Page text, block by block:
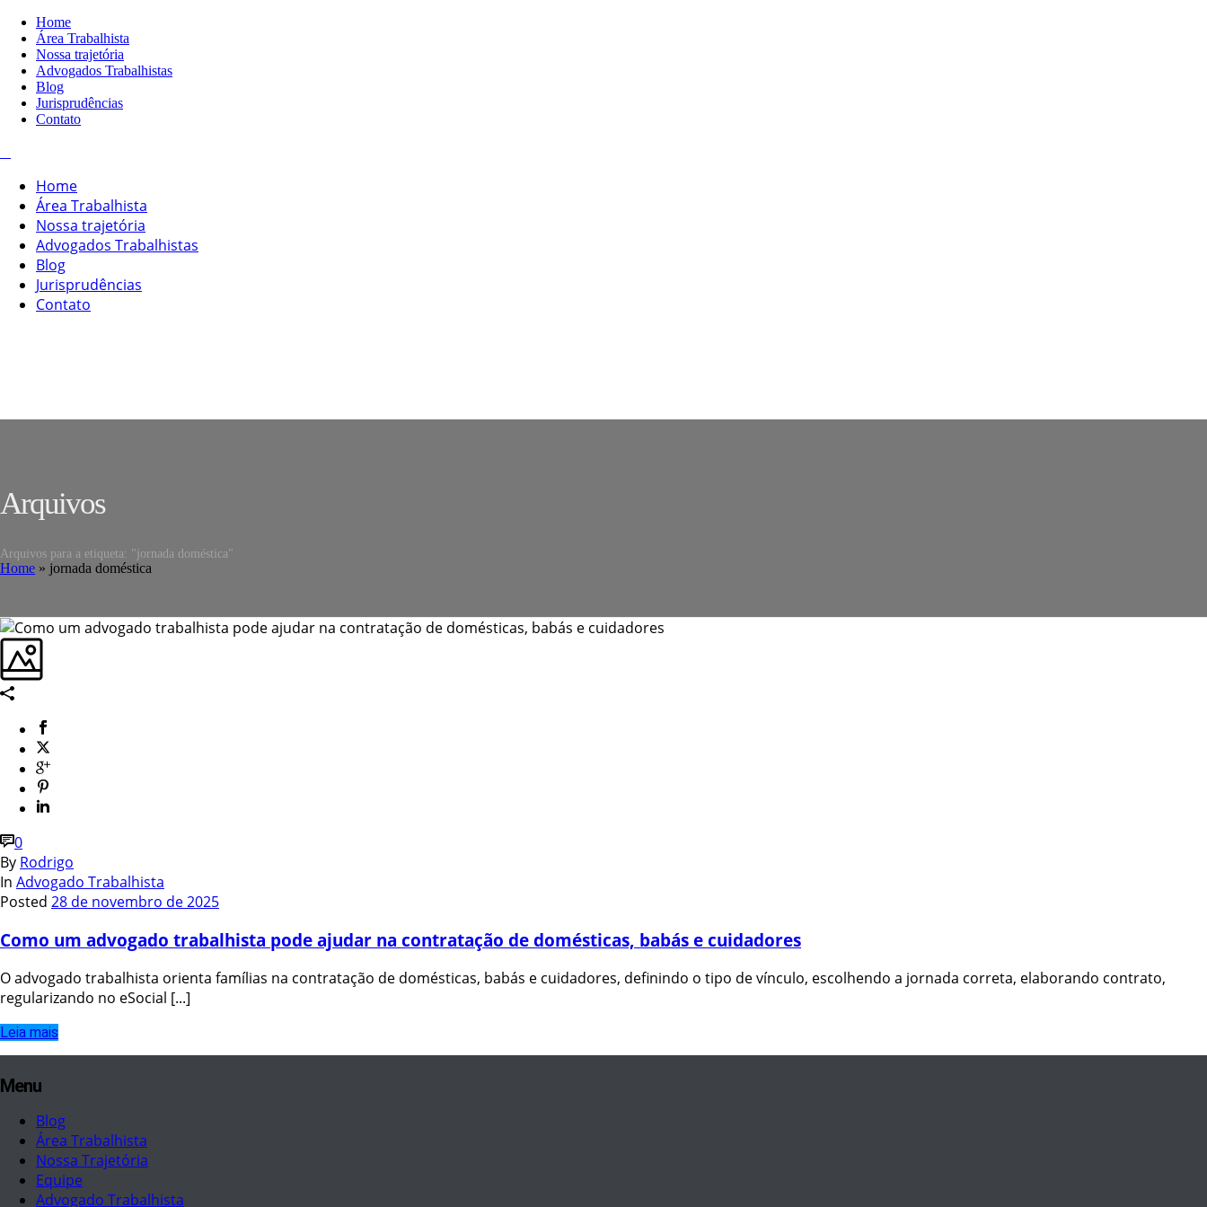
Home
Área Trabalhista
Nossa trajetória
Advogados Trabalhistas
Blog
Jurisprudências
Contato
Home
Área Trabalhista
Nossa trajetória
Advogados Trabalhistas
Blog
Jurisprudências
Contato
Arquivos
Arquivos para a etiqueta: "jornada doméstica"
Home » jornada doméstica
0
By Rodrigo
In Advogado Trabalhista
Posted 28 de novembro de 2025
Como um advogado trabalhista pode ajudar na contratação de domésticas, babás e cuidadores
O advogado trabalhista orienta famílias na contratação de domésticas, babás e cuidadores, definindo o tipo de vínculo, escolhendo a jornada correta, elaborando contrato,
regularizando no eSocial [...]
Leia mais
Menu
Blog
Área Trabalhista
Nossa Trajetória
Equipe
Advogado Trabalhista